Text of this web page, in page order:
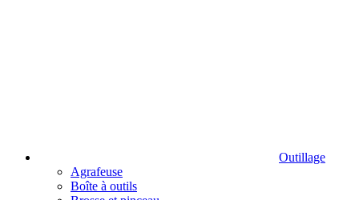
Outillage
Agrafeuse
Boîte à outils